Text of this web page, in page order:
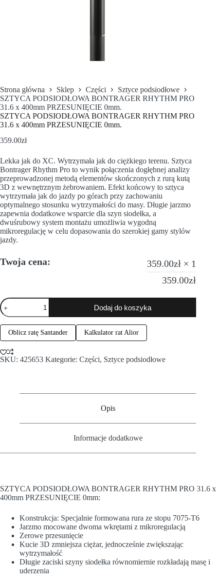
Strona główna Sklep Części
Sztyce podsiodłowe
SZTYCA PODSIODŁOWA BONTRAGER RHYTHM PRO
31.6 x 400mm PRZESUNIĘCIE 0mm.
SZTYCA PODSIODŁOWA BONTRAGER RHYTHM PRO
31.6 x 400mm PRZESUNIĘCIE 0mm.
359.00zł
Lekka jak do XC. Wytrzymała jak do ciężkiego terenu. Sztyca
Bontrager Rhythm Pro to wynik połączenia dogłębnej analizy
przeprowadzonej metodą elementów skończonych z rurą kutą
3D z wewnętrznym żebrowaniem. Efekt końcowy to sztyca
wytrzymała jak do jazdy po górach przy zachowaniu
optymalnego stosunku wytrzymałości do masy. Długie jarzmo
zapewnia dodatkowe wsparcie dla szyn siodełka, a
dwuśrubowy system montażu umożliwia wygodną
mikroregulację w celu dopasowania do szerokiej gamy stylów
jazdy.
Twoja cena: 359.00zł × 1
359.00zł
Dodaj do koszyka
Oblicz ratę Santander Kalkulator rat Alior
SKU: 425653 Kategorie: Części, Sztyce podsiodłowe
Opis
Informacje dodatkowe
SZTYCA PODSIODŁOWA BONTRAGER RHYTHM PRO 31.6 x
400mm PRZESUNIĘCIE 0mm:
Konstrukcja: Specjalnie formowana rura ze stopu 7075-T6
Jarzmo mocowane dwoma wkrętami z mikroregulacją
Zerowe przesunięcie
Kucie 3D zmniejsza ciężar, jednocześnie zwiększając
wytrzymałość
Długie zaciski szyny siodełka równomiernie rozkładają masę i
uderzenia